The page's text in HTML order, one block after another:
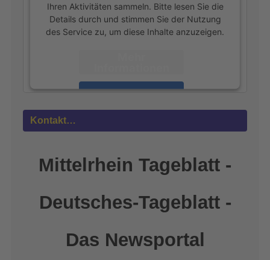
Ihren Aktivitäten sammeln. Bitte lesen Sie die
Details durch und stimmen Sie der Nutzung
des Service zu, um diese Inhalte anzuzeigen.
Akzeptieren
Kontakt…
Mittelrhein Tageblatt -
Deutsches-Tageblatt -
Das Newsportal